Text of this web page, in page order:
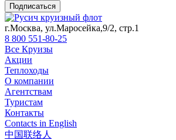
Подписаться
г.Москва, ул.Маросейка,9/2, стр.1
8 800 551-80-25
Все Круизы
Акции
Теплоходы
О компании
Агентствам
Туристам
Контакты
Contacts in English
中国联络人